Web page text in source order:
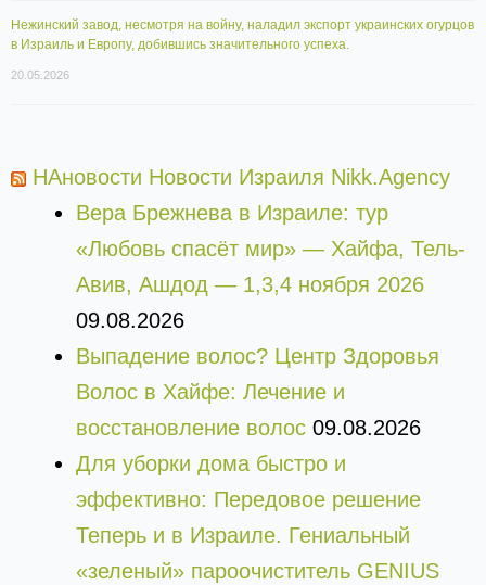
Нежинский завод, несмотря на войну, наладил экспорт украинских огурцов
в Израиль и Европу, добившись значительного успеха.
20.05.2026
НАновости Новости Израиля Nikk.Agency
Вера Брежнева в Израиле: тур
«Любовь спасёт мир» — Хайфа, Тель-
Авив, Ашдод — 1,3,4 ноября 2026
09.08.2026
Выпадение волос? Центр Здоровья
Волос в Хайфе: Лечение и
восстановление волос 09.08.2026
Для уборки дома быстро и
эффективно: Передовое решение
Теперь и в Израиле. Гениальный
«зеленый» пароочиститель GENIUS